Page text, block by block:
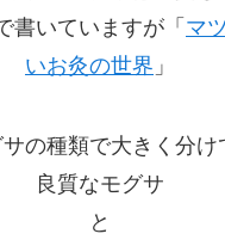
書いていますが「 マ
いお灸の世界 」
の種類で大きく分け
良質なモグサ
と